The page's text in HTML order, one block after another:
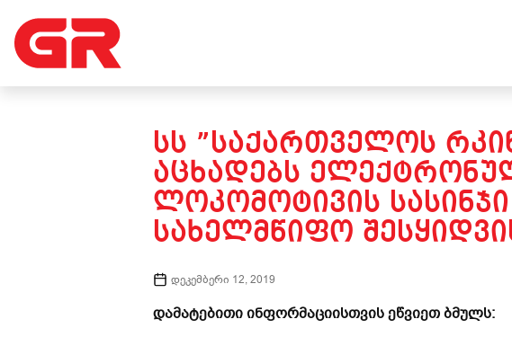
ᲡᲡ ”ᲡᲐᲥᲐᲠᲗᲕᲔᲚᲝᲡ
ᲐᲪᲮᲐᲓᲔᲑᲡ
ᲚᲝᲙᲝᲛᲝᲢᲘᲕᲘᲡ
ᲡᲐᲮᲔᲚᲛᲬᲘᲤᲝ
დეკემბერი 12, 2019
დამატებითი ინფორმაციისთვის ეწვიეთ ბმულს: